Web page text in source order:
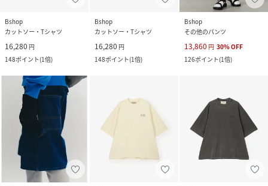
Bshop
カットソー・Tシャツ
16,280 円
148ポイント(1倍)
Bshop
カットソー・Tシャツ
16,280 円
148ポイント(1倍)
Bshop
その他のパンツ
13,860 円 30%OFF
126ポイント(1倍)